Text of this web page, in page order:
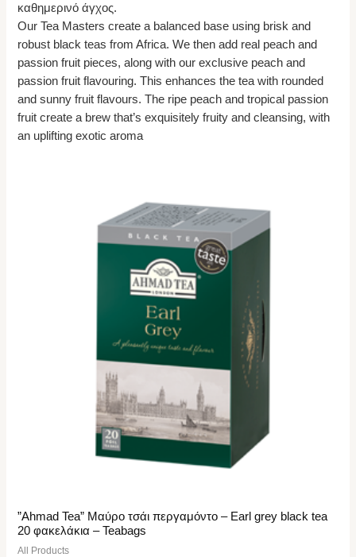
καθημερινό άγχος.
Our Tea Masters create a balanced base using brisk and
robust black teas from Africa. We then add real peach and
passion fruit pieces, along with our exclusive peach and
passion fruit flavouring. This enhances the tea with rounded
and sunny fruit flavours. The ripe peach and tropical passion
fruit create a brew that’s exquisitely fruity and cleansing, with
an uplifting exotic aroma
”Ahmad Tea” Μαύρο τσάι περγαμόντο – Earl grey black tea
20 φακελάκια – Teabags
All Products